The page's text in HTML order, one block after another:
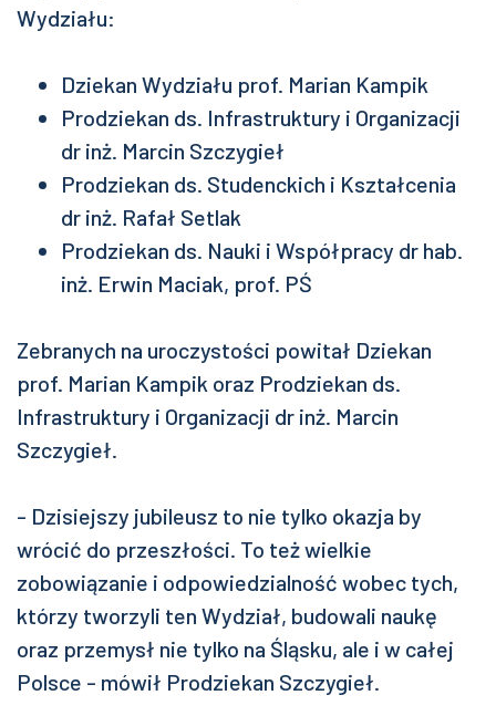
Wydziału:
Dziekan Wydziału prof. Marian Kampik
Prodziekan ds. Infrastruktury i Organizacji
dr inż. Marcin Szczygieł
Prodziekan ds. Studenckich i Kształcenia
dr inż. Rafał Setlak
Prodziekan ds. Nauki i Współpracy dr hab.
inż. Erwin Maciak, prof. PŚ
Zebranych na uroczystości powitał Dziekan
prof. Marian Kampik oraz Prodziekan ds.
Infrastruktury i Organizacji dr inż. Marcin
Szczygieł.
- Dzisiejszy jubileusz to nie tylko okazja by
wrócić do przeszłości. To też wielkie
zobowiązanie i odpowiedzialność wobec tych,
którzy tworzyli ten Wydział, budowali naukę
oraz przemysł nie tylko na Śląsku, ale i w całej
Polsce - mówił Prodziekan Szczygieł.